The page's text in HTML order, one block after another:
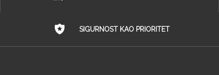
SIGURNOST KAO PRIORITET